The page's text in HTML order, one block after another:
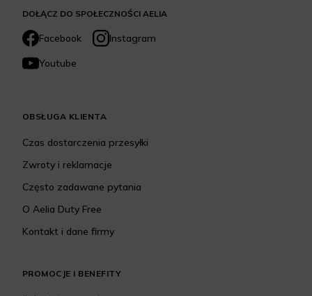
DOŁĄCZ DO SPOŁECZNOŚCI AELIA
Facebook
Instagram
Youtube
OBSŁUGA KLIENTA
Czas dostarczenia przesyłki
Zwroty i reklamacje
Często zadawane pytania
O Aelia Duty Free
Kontakt i dane firmy
PROMOCJE I BENEFITY